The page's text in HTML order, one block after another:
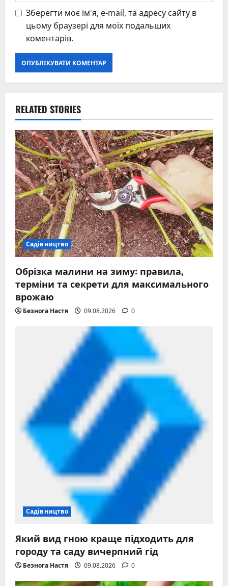
Зберегти моє ім'я, e-mail, та адресу сайту в
цьому браузері для моїх подальших
коментарів.
RELATED STORIES
Садівництво
Обрізка малини на зиму: правила,
терміни та секрети для максимального
врожаю
Безнога Настя 09.08.2026 0
Садівництво
Який вид гною краще підходить для
городу та саду вичерпний гід
Безнога Настя 09.08.2026 0